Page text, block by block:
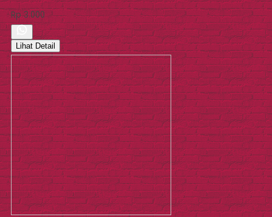
Rp 3.000
Lihat Detail